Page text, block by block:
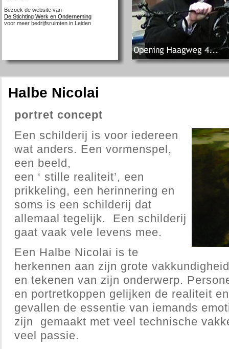
Bezoek de website van
De Stichting Werk en Onderneming
voor meer bedrijfsruimten in Leiden
Halbe Nicolai
portret concept
Een schilderij is voor iedereen
wat anders. Een vormenspel,
een beeld,
een ‘ stille realiteit’, een
prikkeling, een herinnering en
soms is een schilderij dat
allemaal tegelijk. Een schilderij
gaat vaak vele levens mee.
Een Halbe Nicolai is te
herkennen aan zijn grote
en tekenen van zijn onderwerp.
en portretkoppen gelijken de realiteit
gevallen de essentie van iemands
zijn gemaakt met veel technische
veel passie.